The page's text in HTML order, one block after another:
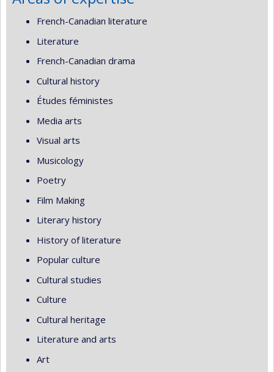
French-Canadian literature
Literature
French-Canadian drama
Cultural history
Études féministes
Media arts
Visual arts
Musicology
Poetry
Film Making
Literary history
History of literature
Popular culture
Cultural studies
Culture
Cultural heritage
Literature and arts
Art